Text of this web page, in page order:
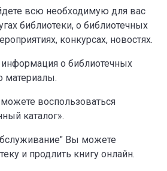
всю необходимую для вас
библиотеки, о библиотечных
конкурсах, новостях.
о библиотечных
материалы.
воспользоваться
каталог».
Вы можете
и продлить книгу онлайн.